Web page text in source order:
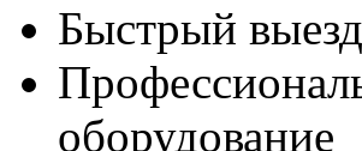
Быстрый выезд
оборудование